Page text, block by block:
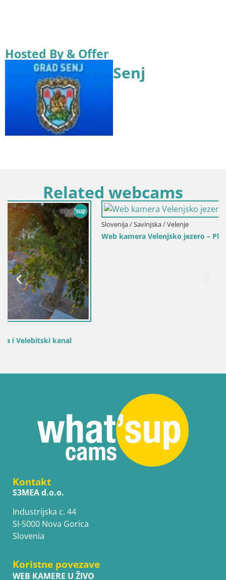
Hosted By & Offer
Senj
Related webcams
Slovenija / Savinjska / Velenje
Web kamera Velenjsko jezero – Plaža Velenje uživo
Kontakt
S3MEA d.o.o.
Industrijska c. 44
SI-5000 Nova Gorica
Slovenia
Koristne povezave
WEB KAMERE U ŽIVO